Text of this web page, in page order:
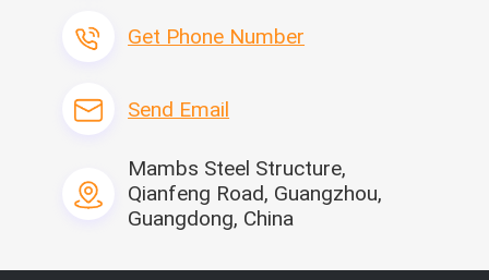
鉄骨構造の研修会お
軽い鋼鉄別荘 5000平方メートル/月
Q:工場または商事会社であるか。
:広州Moneyboxの鉄骨構造工学Co.、株式会社はPanyu地区、広
州、広東省にある工場である。
Get Phone Number
Send Email
Mambs Steel Structure,
Qianfeng Road, Guangzhou,
Guangdong, China